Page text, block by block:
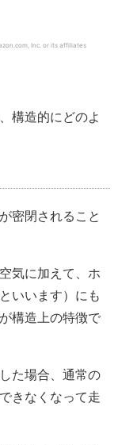
Inc. or its affiliates
構造的にどのよ
密閉されること
気に加えて、ホ
いいます）にも
構造上の特徴で
た場合、通常の
きなくなって走